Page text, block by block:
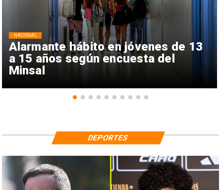
Alarmante hábito en jóvenes de 13
a 15 años según encuesta del
Minsal
NACIONAL
DEPORTES